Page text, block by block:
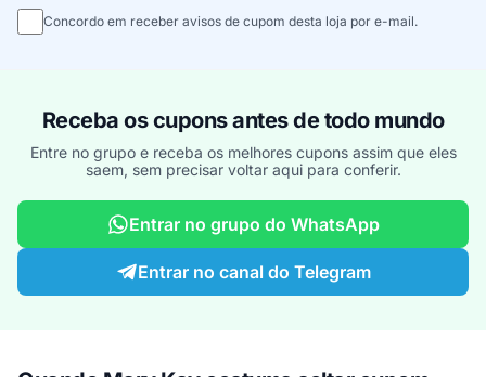
Concordo em receber avisos de cupom desta loja por e-mail.
Receba os cupons antes de todo mundo
Entre no grupo e receba os melhores cupons assim que eles
saem, sem precisar voltar aqui para conferir.
Entrar no grupo do WhatsApp
Entrar no canal do Telegram